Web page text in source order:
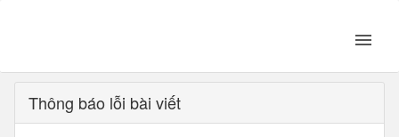
Thông báo lỗi bài viết